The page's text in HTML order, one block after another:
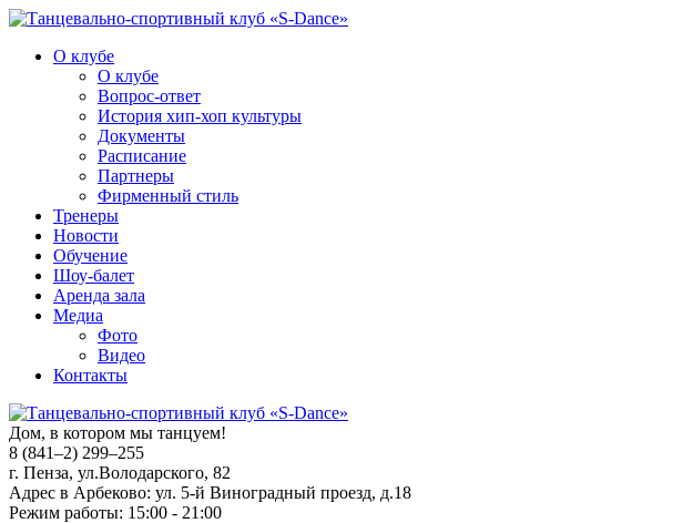
О клубе
О клубе
Вопрос-ответ
История хип-хоп культуры
Документы
Расписание
Партнеры
Фирменный стиль
Тренеры
Новости
Обучение
Шоу-балет
Аренда зала
Медиа
Фото
Видео
Контакты
Дом, в котором мы танцуем!
8 (841–2) 299–255
г. Пенза, ул.Володарского, 82
Адрес в Арбеково: ул. 5-й Виноградный проезд, д.18
Режим работы: 15:00 - 21:00